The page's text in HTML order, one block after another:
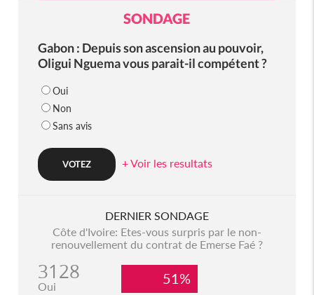
SONDAGE
Gabon : Depuis son ascension au pouvoir,
Oligui Nguema vous parait-il compétent ?
Oui
Non
Sans avis
+ Voir les resultats
DERNIER SONDAGE
Côte d'Ivoire: Etes-vous surpris par le non-
renouvellement du contrat de Emerse Faé ?
3128
Oui 51%